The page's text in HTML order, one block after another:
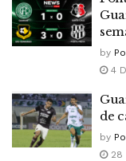
by
4
de
by
28